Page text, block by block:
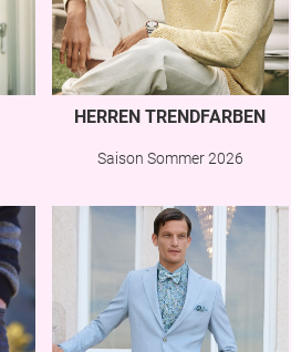
HERREN TRENDFARBEN
Saison Sommer 2026